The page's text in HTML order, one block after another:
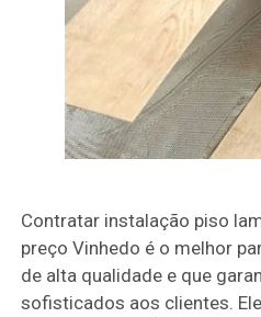
Contratar instalação piso
preço Vinhedo é o melhor
de alta qualidade e que
sofisticados aos clientes.